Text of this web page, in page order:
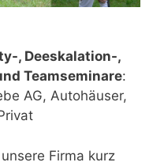
, Deeskalation-,
Teamseminare:
AG, Autohäuser,
Firma kurz